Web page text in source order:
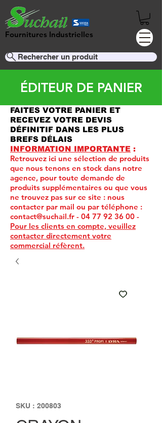
Fournitures Industrielles
Rechercher un produit
ÉDITEUR DE PANIER
FAITES VOTRE PANIER ET
RECEVEZ VOTRE DEVIS
DÉFINITIF DANS LES PLUS
BREFS DÉLAIS
INFORMATION IMPORTANTE :
Retrouvez ici une sélection de produits
que nous tenons en stock dans notre
agence, pour toute demande de
produits supplémentaires ou que vous
ne trouvez pas sur ce site : nous
contacter par mail ou par téléphone :
contact@suchail.fr - 04 77 92 36 00 -
Pour les clients en compte, veuillez
contacter directement votre
commercial réfèrent.
SKU : 200803